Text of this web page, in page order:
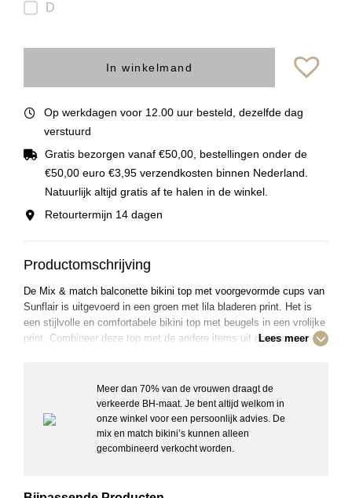
D
In winkelmand
Op werkdagen voor 12.00 uur besteld, dezelfde dag
verstuurd
Gratis bezorgen vanaf €50,00, bestellingen onder de
€50,00 euro €3,95 verzendkosten binnen Nederland.
Natuurlijk altijd gratis af te halen in de winkel.
Retourtermijn 14 dagen
Productomschrijving
De Mix & match balconette bikini top met voorgevormde cups van
Sunflair is uitgevoerd in een groen met lila bladeren print. Het is
een stijlvolle en comfortabele bikini top met beugels in een vrolijke
print. Combineer deze top met de andere items uit de mix en
– Voorgevormde cups
– Met beugels
– Verstelbare schouderbanden
Lees meer
Meer dan 70% van de vrouwen draagt de
verkeerde BH-maat. Je bent altijd welkom in
onze winkel voor een persoonlijk advies. De
mix en match bikini’s kunnen alleen
gecombineerd verkocht worden.